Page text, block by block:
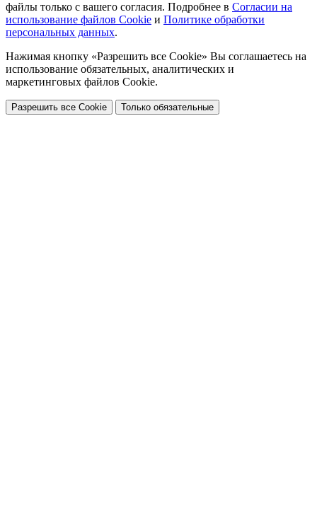
файлы только с вашего согласия. Подробнее в Согласии на
использование файлов Cookie и Политике обработки
персональных данных.
Нажимая кнопку «Разрешить все Cookie» Вы соглашаетесь на
использование обязательных, аналитических и
маркетинговых файлов Cookie.
Разрешить все Cookie Только обязательные